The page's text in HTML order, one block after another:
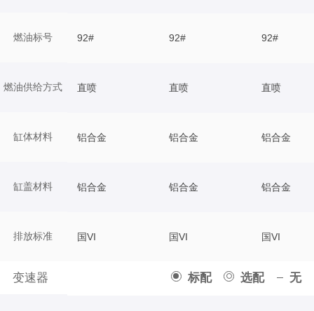
燃油标号
燃油供给方式
缸体材料
缸盖材料
排放标准
变速器 标配 选配 无
92# 92# 92#
直喷 直喷 直喷
铝合金 铝合金 铝合金
铝合金 铝合金 铝合金
国VI 国VI 国VI